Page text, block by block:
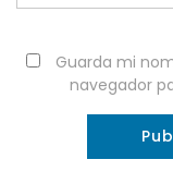
Guarda mi
navegador